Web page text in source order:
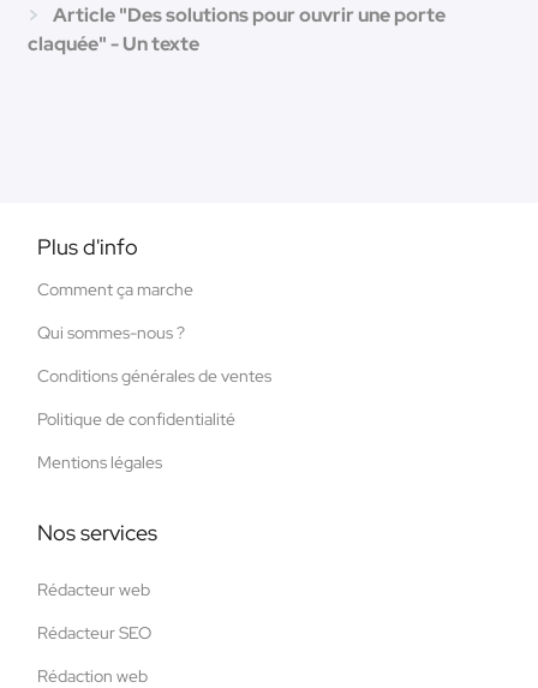
Article "Des solutions pour ouvrir une porte
claquée" - Un texte
Plus d'info
Comment ça marche
Qui sommes-nous ?
Conditions générales de ventes
Politique de confidentialité
Mentions légales
Nos services
Rédacteur web
Rédacteur SEO
Rédaction web